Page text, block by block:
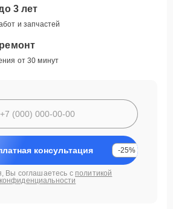
3 лет
и запчастей
от 30 минут
консультация -25%
Вы соглашаетесь с политикой
конфиденциальности